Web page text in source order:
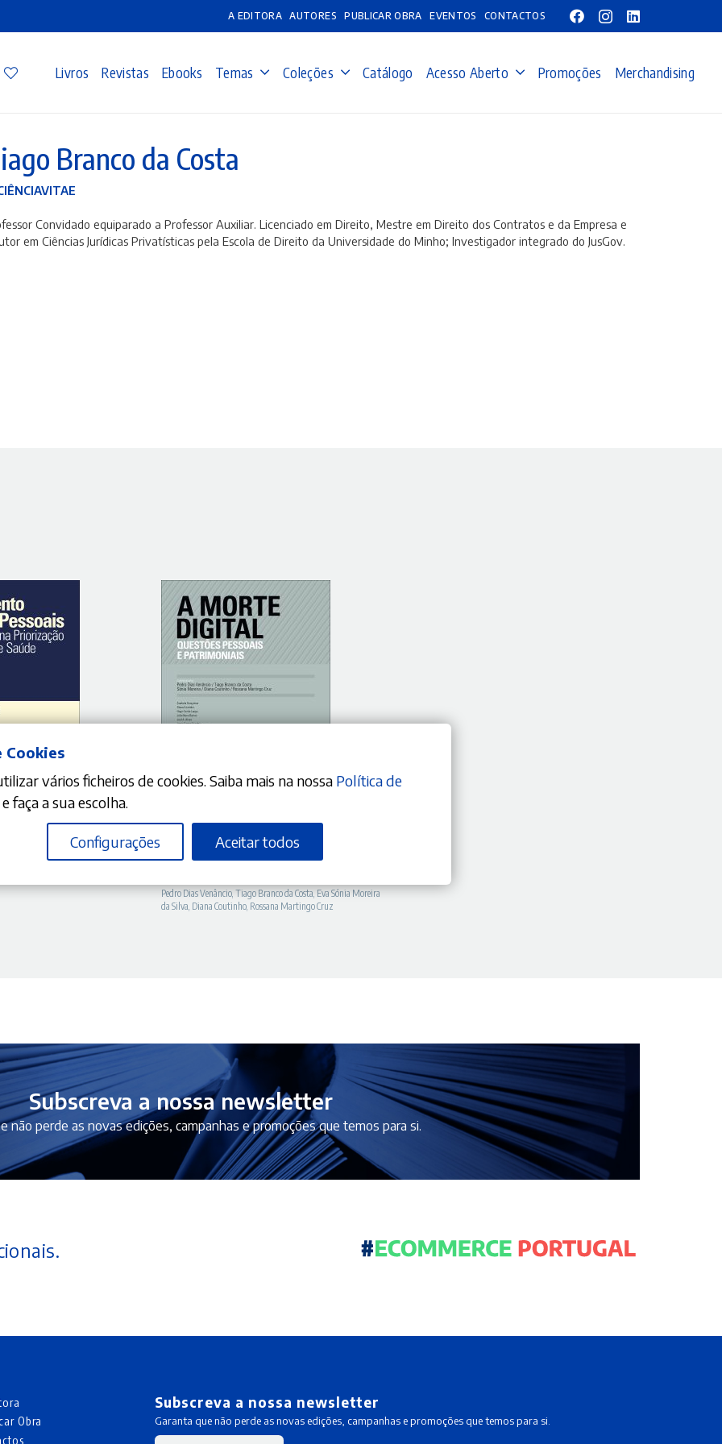
A EDITORA AUTORES PUBLICAR OBRA EVENTOS CONTACTOS
Livros Revistas Ebooks Temas Coleções Catálogo Acesso Aberto Promoções Merchandising
Branco da Costa
Convidado equiparado a Professor Auxiliar. Licenciado em Direito, Mestre em Direito dos Contratos e da Empresa e
em Ciências Jurídicas Privatísticas pela Escola de Direito da Universidade do Minho; Investigador integrado do JusGov.
10%
pessoais na prestação e
ADICIONAR
A morte digital – Questões pessoais e
Pedro Dias Venâncio,Tiago Branco da Costa,Eva Sónia Moreira
da Silva Diana Coutinho Rossana Martingo Cruz
Subscreva a nossa newsletter
não perde as novas edições, campanhas e promoções que temos para si.
Obra
Subscreva a nossa newsletter
Garanta que não perde as novas edições, campanhas e promoções que temos para si.
Cookies
vários ficheiros de cookies. Saiba mais na nossa Política de
e faça a sua escolha.
Configurações Aceitar todos